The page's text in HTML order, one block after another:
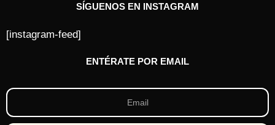
SÍGUENOS EN INSTAGRAM
[instagram-feed]
ENTÉRATE POR EMAIL